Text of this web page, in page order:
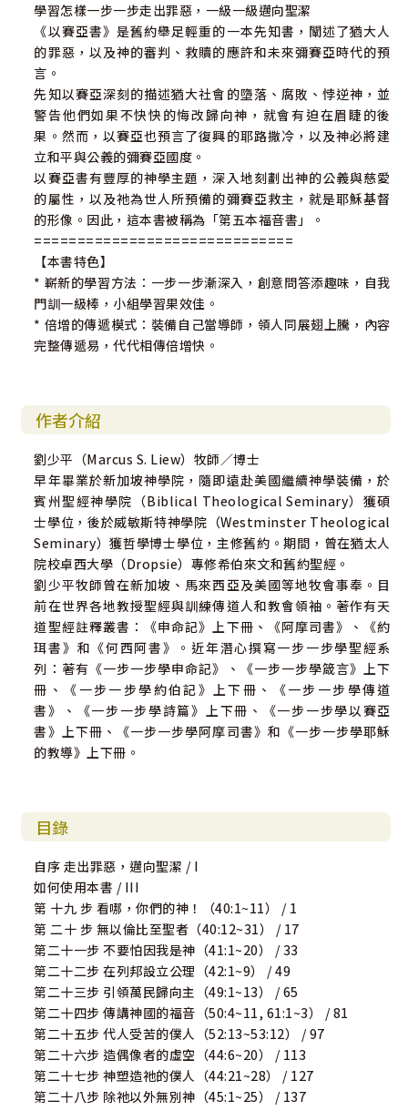
學習怎樣一步一步走出罪惡，一級一級邁向聖潔
《以賽亞書》是舊約舉足輕重的一本先知書，闡述了猶大人
的罪惡，以及神的審判、救贖的應許和未來彌賽亞時代的預
言。
先知以賽亞深刻的描述猶大社會的墮落、腐敗、悖逆神，並
警告他們如果不快快的悔改歸向神，就會有迫在眉睫的後
果。然而，以賽亞也預言了復興的耶路撒冷，以及神必將建
立和平與公義的彌賽亞國度。
以賽亞書有豐厚的神學主題，深入地刻劃出神的公義與慈愛
的屬性，以及祂為世人所預備的彌賽亞救主，就是耶穌基督
的形像。因此，這本書被稱為「第五本福音書」。
==============================
【本書特色】
* 嶄新的學習方法：一步一步漸深入，創意問答添趣味，自我
門訓一級棒，小組學習果效佳。
* 倍增的傳遞模式：裝備自己當導師，領人同展翅上騰，內容
完整傳遞易，代代相傳倍增快。
作者介紹
劉少平（Marcus S. Liew）牧師／博士
早年畢業於新加坡神學院，隨即遠赴美國繼續神學裝備，於
賓州聖經神學院（Biblical Theological Seminary）獲碩
士學位，後於威敏斯特神學院（Westminster Theological
Seminary）獲哲學博士學位，主修舊約。期間，曾在猶太人
院校卓西大學（Dropsie）專修希伯來文和舊約聖經。
劉少平牧師曾在新加坡、馬來西亞及美國等地牧會事奉。目
前在世界各地教授聖經與訓練傳道人和教會領袖。著作有天
道聖經註釋叢書：《申命記》上下冊、《阿摩司書》、《約
珥書》和《何西阿書》。近年潛心撰寫一步一步學聖經系
列：著有《一步一步學申命記》、《一步一步學箴言》上下
冊、《一步一步學約伯記》上下冊、《一步一步學傳道
書》、《一步一步學詩篇》上下冊、《一步一步學以賽亞
書》上下冊、《一步一步學阿摩司書》和《一步一步學耶穌
的教導》上下冊。
目錄
自序 走出罪惡，邁向聖潔 / I
如何使用本書 / III
第 十九 步 看哪，你們的神！（40:1~11） / 1
第 二十 步 無以倫比至聖者（40:12~31） / 17
第二十一步 不要怕因我是神（41:1~20） / 33
第二十二步 在列邦設立公理（42:1~9） / 49
第二十三步 引領萬民歸向主（49:1~13） / 65
第二十四步 傳講神國的福音（50:4~11, 61:1~3） / 81
第二十五步 代人受苦的僕人（52:13~53:12） / 97
第二十六步 造偶像者的虛空（44:6~20） / 113
第二十七步 神塑造祂的僕人（44:21~28） / 127
第二十八步 除祂以外無別神（45:1~25） / 137